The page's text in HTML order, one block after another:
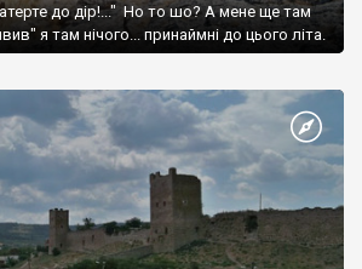
до дір!..." Но то шо? А мене ще там
я там нічого... принаймні до цього літа.